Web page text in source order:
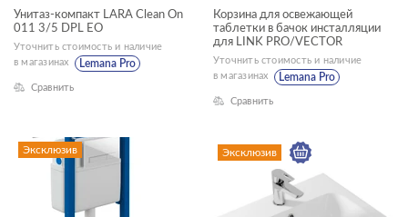
смесители
Длина, см
Унитаз-компакт LARA Clean On
011 3/5 DPL EO
Уточнить стоимость и наличие
в магазинах
Lemana Pro
Сравнить
Корзина для освежающей
таблетки в бачок инсталляции
для LINK PRO/VECTOR
Уточнить стоимость и наличие
в магазинах
Lemana Pro
Сравнить
Эксклюзив Эксклюзив